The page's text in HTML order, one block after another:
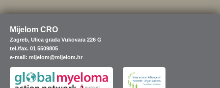
Mijelom CRO
Zagreb, Ulica grada Vukovara 226 G
tel./fax. 01 5509805
e-mail: mijelom@mijelom.hr